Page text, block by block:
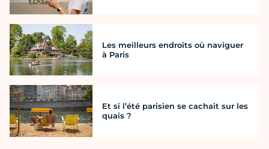
Les meilleurs endroits où naviguer
à Paris
Et si l’été parisien se cachait sur les
quais ?